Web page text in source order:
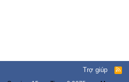
Trợ giúp
R